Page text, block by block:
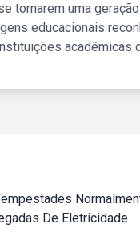
tornarem uma
educacionais
acadêmicas
De Eletricidade